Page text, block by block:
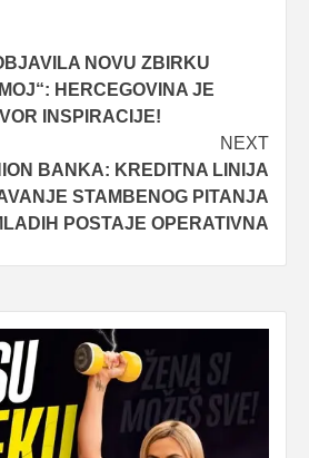
NOVU ZBIRKU
HERCEGOVINA JE
INSPIRACIJE!
NEXT
BANKA: KREDITNA LINIJA
STAMBENOG PITANJA
POSTAJE OPERATIVNA